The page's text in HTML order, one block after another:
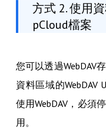
方式 2. 使用
pCloud檔案
您可以透過WebDAV
資料區域的WebDAV
使用WebDAV，必須
用。